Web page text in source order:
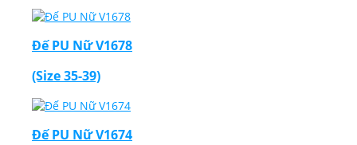
Đế PU Nữ V1678
(Size 35-39)
Đế PU Nữ V1674